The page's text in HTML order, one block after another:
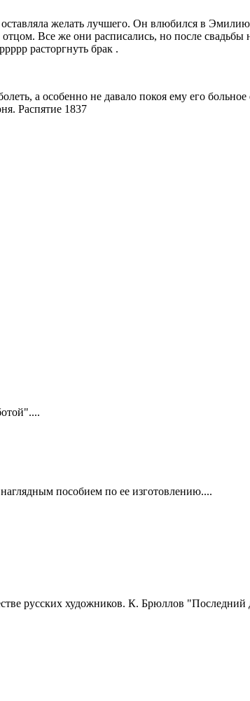
желать лучшего. Он влюбился в
Все же они расписались, но после свадьбы
расторгнуть брак .
а особенно не давало покоя ему его
Распятие 1837
пособием по ее изготовлению....
русских художников. К. Брюллов